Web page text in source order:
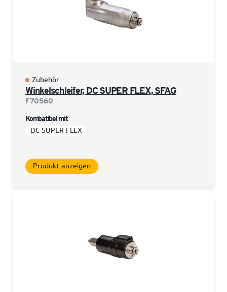
Zubehör
Winkelschleifer, DC SUPER FLEX, SFAG
F70560
Kombatibel mit
DC SUPER FLEX
Produkt anzeigen